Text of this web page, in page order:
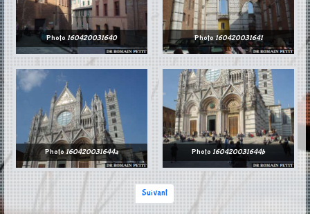
Photo160420031640 Photo160420031641
Photo160420031644a Photo 160420031644b
Suivant